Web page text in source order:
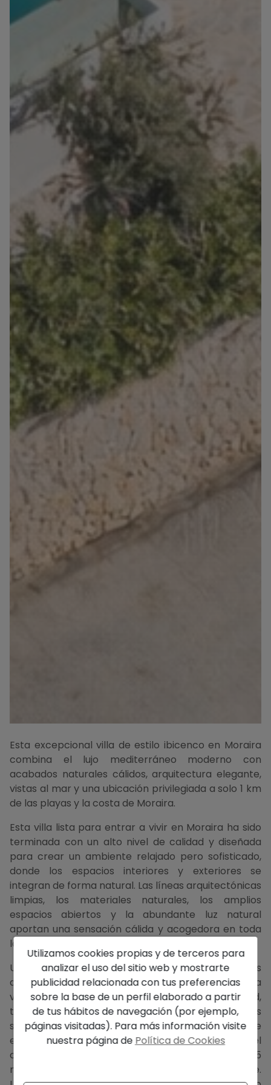
Esta excepcional villa de estilo ibicenco en Moraira
combina el lujo mediterráneo moderno con
acabados naturales cálidos, arquitectura elegante,
vistas al mar y una ubicación privilegiada a solo 1 km
de las playas y la costa de Moraira.
Esta villa lista para entrar a vivir en Moraira ha sido
terminada con un alto nivel de calidad y diseñada
para crear un ambiente relajado pero sofisticado,
donde los espacios interiores y exteriores se
integran de forma natural. Las líneas arquitectónicas
limpias, los materiales naturales, los amplios
espacios abiertos y la abundante luz natural
aportan una sensación cálida y acogedora en toda
la vivienda.
Ubicada en una de las zonas residenciales más
deseadas de Moraira, en la Costa Blanca Norte, la
villa ofrece el equilibrio perfecto entre privacidad,
tranquilidad y buena conexión con todos los
servicios. Varios restaurantes junto al mar se
encuentran a poca distancia a pie, mientras que el
centro de Moraira puede alcanzarse en unos 25
minutos caminando o en pocos minutos en coche.
Utilizamos cookies propias y de terceros para
analizar el uso del sitio web y mostrarte
publicidad relacionada con tus preferencias
sobre la base de un perfil elaborado a partir
de tus hábitos de navegación (por ejemplo,
páginas visitadas). Para más información visite
nuestra página de Política de Cookies